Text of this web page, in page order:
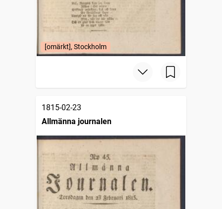
[omärkt], Stockholm
1815-02-23
Allmänna journalen